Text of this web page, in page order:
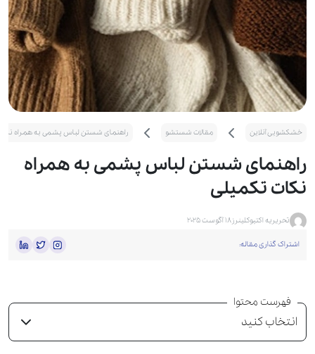
خشکشویی آنلاین مقالات شستشو راهنمای شستن لباس پشمی به همراه
راهنمای شستن لباس پشمی به همراه
نکات تکمیلی
تحریریه اکتیوکلینرز18 آگوست 2025
اشتراک گذاری مقاله:
فهرست محتوا
انتخاب کنید